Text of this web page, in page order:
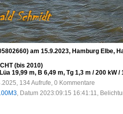
am 15.9.2023, Hamburg Elbe,
(bis 2010)
19,99 m, B 6,49 m, Tg 1,3 m / 200 kW
134 Aufrufe, 0 Kommentare
, Datum 2023:09:15 16:41:11,